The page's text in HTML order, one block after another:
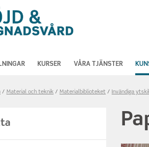
KURSER VÅRA TJÄNSTER
Material och teknik Materialbiblioteket Invändiga